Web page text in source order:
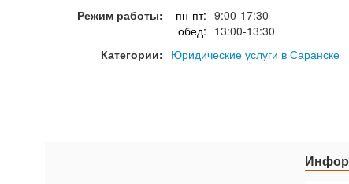
Режим работы:
пн-пт: 9:00-17:30
обед: 13:00-13:30
Категории: Юридические услуги в Саранске